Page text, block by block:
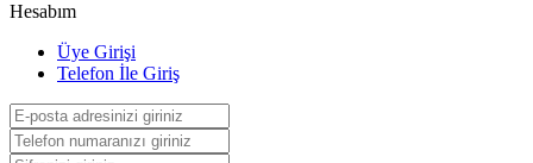
Hesabım
Üye Girişi
Telefon İle Giriş